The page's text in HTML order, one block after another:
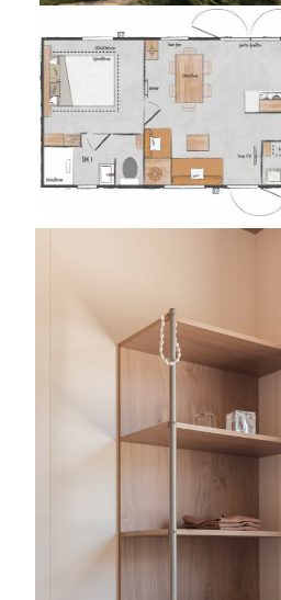
1064 - COTE JARDIN
Année :2026
Nb de chambre(s) :
40m²
Téléchargez la fiche PDF